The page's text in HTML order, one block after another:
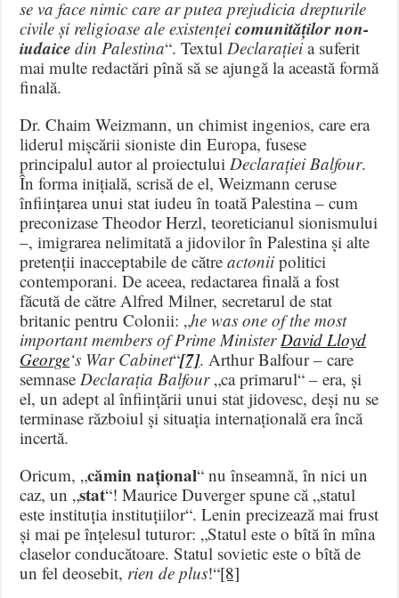
se va face nimic care ar putea prejudicia drepturile
civile și religioase ale existențeicomunităților non-
iudaice din Palestina“. TextulDeclarației a suferit
mai multe redactări pînă să se ajungă la această formă
finală.
Dr. Chaim Weizmann, un chimist ingenios, care era
liderul mișcării sioniste din Europa, fusese
principalul autor al proiectuluiDeclarației Balfour.
În forma inițială, scrisă de el, Weizmann ceruse
înființarea unui stat iudeu în toată Palestina – cum
preconizase Theodor Herzl, teoreticianul sionismului
–, imigrarea nelimitată a jidovilor în Palestina și alte
pretenții inacceptabile de cătreactonii politici
contemporani. De aceea, redactarea finală a fost
făcută de către Alfred Milner, secretarul de stat
britanic pentru Colonii: „he was one of the most
important members of Prime MinisterDavid Lloyd
George‘s War Cabinet“[7]. Arthur Balfour – care
semnaseDeclarația Balfour„ca primarul“ – era, și
el, un adept al înființării unui stat jidovesc, deși nu se
terminase războiul și situația internațională era încă
incertă.
Oricum, „cămin național“ nu înseamnă, în nici un
caz, un „stat“! Maurice Duverger spune că „statul
este instituția instituțiilor“. Lenin precizează mai frust
și mai pe înțelesul tuturor: „Statul este o bîtă în mîna
claselor conducătoare. Statul sovietic este o bîtă de
un fel deosebit, rien de plus!“[8]